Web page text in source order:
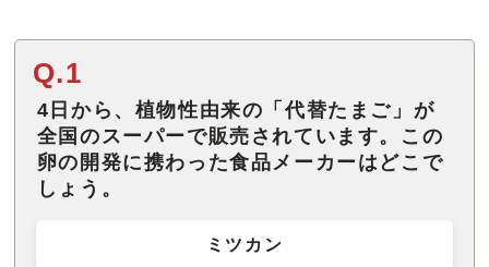
Q.1
4日から、植物性由来の「代替たまご」が
全国のスーパーで販売されています。この
卵の開発に携わった食品メーカーはどこで
しょう。
ミツカン